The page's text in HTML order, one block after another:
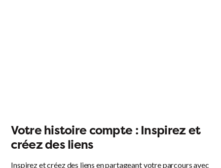
Votre histoire compte : Inspirez et
créez des liens
Inspirez et créez des liens en partageant votre parcours avec